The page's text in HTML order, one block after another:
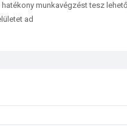
munkavégzést tesz
ad